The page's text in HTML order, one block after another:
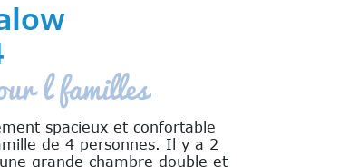
l familles
spacieux et confortable
de 4 personnes. Il y a 2
grande chambre double et